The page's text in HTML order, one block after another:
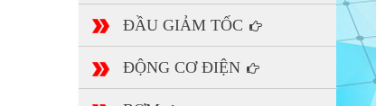
ĐẦU GIẢM TỐC
ĐỘNG CƠ ĐIỆN